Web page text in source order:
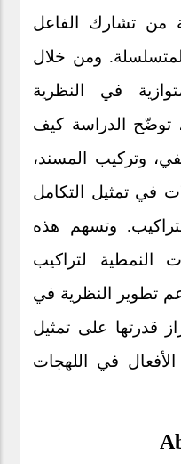
من تشارك الفاعل
ومن خلال
في النظرية
توضّح الدراسة كيف
وتركيب المسند،
في تمثيل التكامل
وتسهم هذه
النمطية لتراكيب
تطوير النظرية في
قدرتها على تمثيل
في اللهجات